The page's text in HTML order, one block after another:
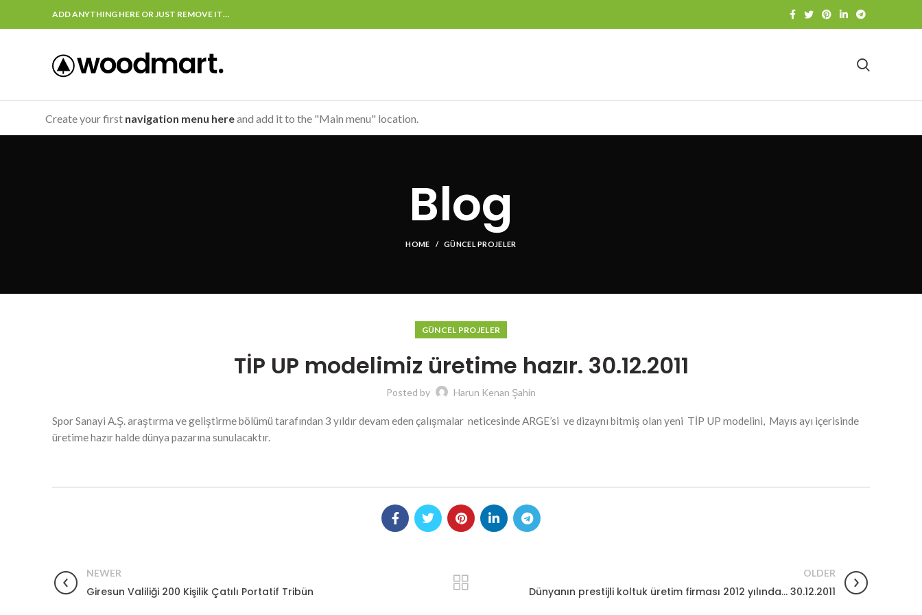
ADD ANYTHING HERE OR JUST REMOVE IT…
Create your first navigation menu hereand add it to the "Main menu" location.
Blog
HOME GÜNCEL PROJELER
GÜNCEL PROJELER
TİP UP modelimiz üretime hazır. 30.12.2011
Posted by Harun Kenan Şahin
Spor Sanayi A.Ş. araştırma ve geliştirme bölümü tarafından 3 yıldır devam eden çalışmalar neticesinde ARGE’si ve dizaynı bitmiş olan yeni TİP UP modelini, Mayıs ayı içerisinde
üretime hazır halde dünya pazarına sunulacaktır.
NEWER
Giresun Valiliği 200 Kişilik Çatılı Portatif Tribün
OLDER
Dünyanın prestijli koltuk üretim firması 2012 yılında… 30.12.2011